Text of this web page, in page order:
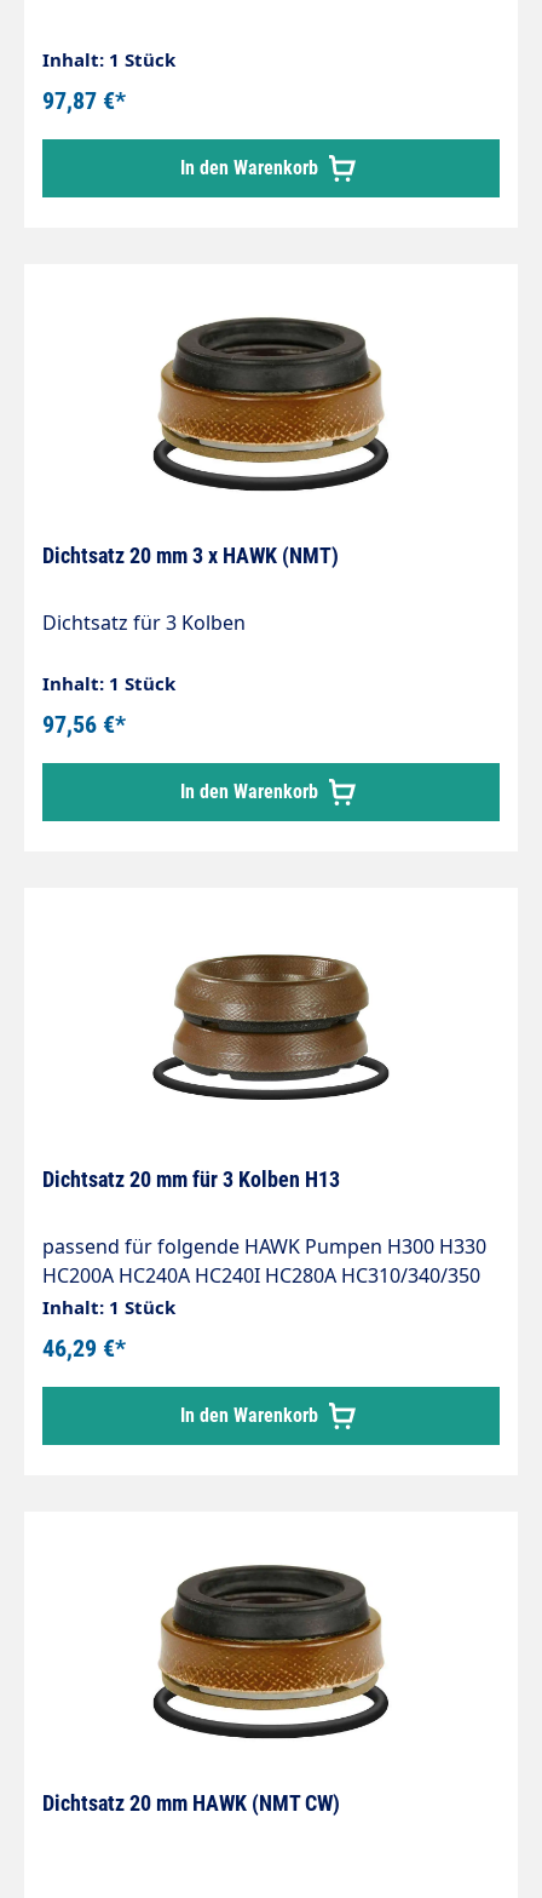
Inhalt: 1 Stück
97,87 €*
In den Warenkorb
Dichtsatz 20 mm 3 x HAWK (NMT)
Dichtsatz für 3 Kolben
Inhalt: 1 Stück
97,56 €*
In den Warenkorb
Dichtsatz 20 mm für 3 Kolben H13
passend für folgende HAWK Pumpen H300 H330
HC200A HC240A HC240I HC280A HC310/340/350
HC450 HC450I HC500 HC500I HC530 HC550
HC550I HC580
Inhalt: 1 Stück
46,29 €*
In den Warenkorb
Dichtsatz 20 mm HAWK (NMT CW)